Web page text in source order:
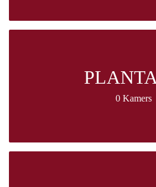
0 Kamers